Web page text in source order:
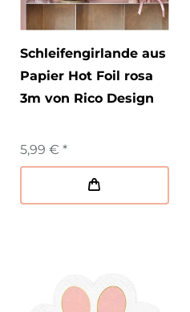
Schleifengirlande aus
Papier Hot Foil rosa
3m von Rico Design
5,99 € *